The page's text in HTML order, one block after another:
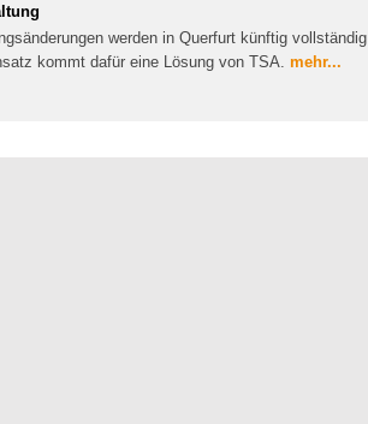
werden in Querfurt künftig vollständig
kommt dafür eine Lösung von TSA. mehr...